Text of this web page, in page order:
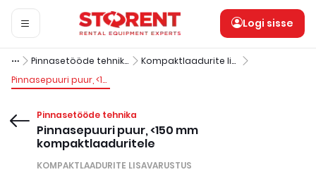
Logi sisse
Pinnasetööde tehnika
Kompaktlaadurite lisavarustus
Pinnasepuuri puur, <150 mm kompaktlaaduritele
Pinnasetööde tehnika
Pinnasepuuri puur, <150 mm
kompaktlaaduritele
KOMPAKTLAADURITE LISAVARUSTUS